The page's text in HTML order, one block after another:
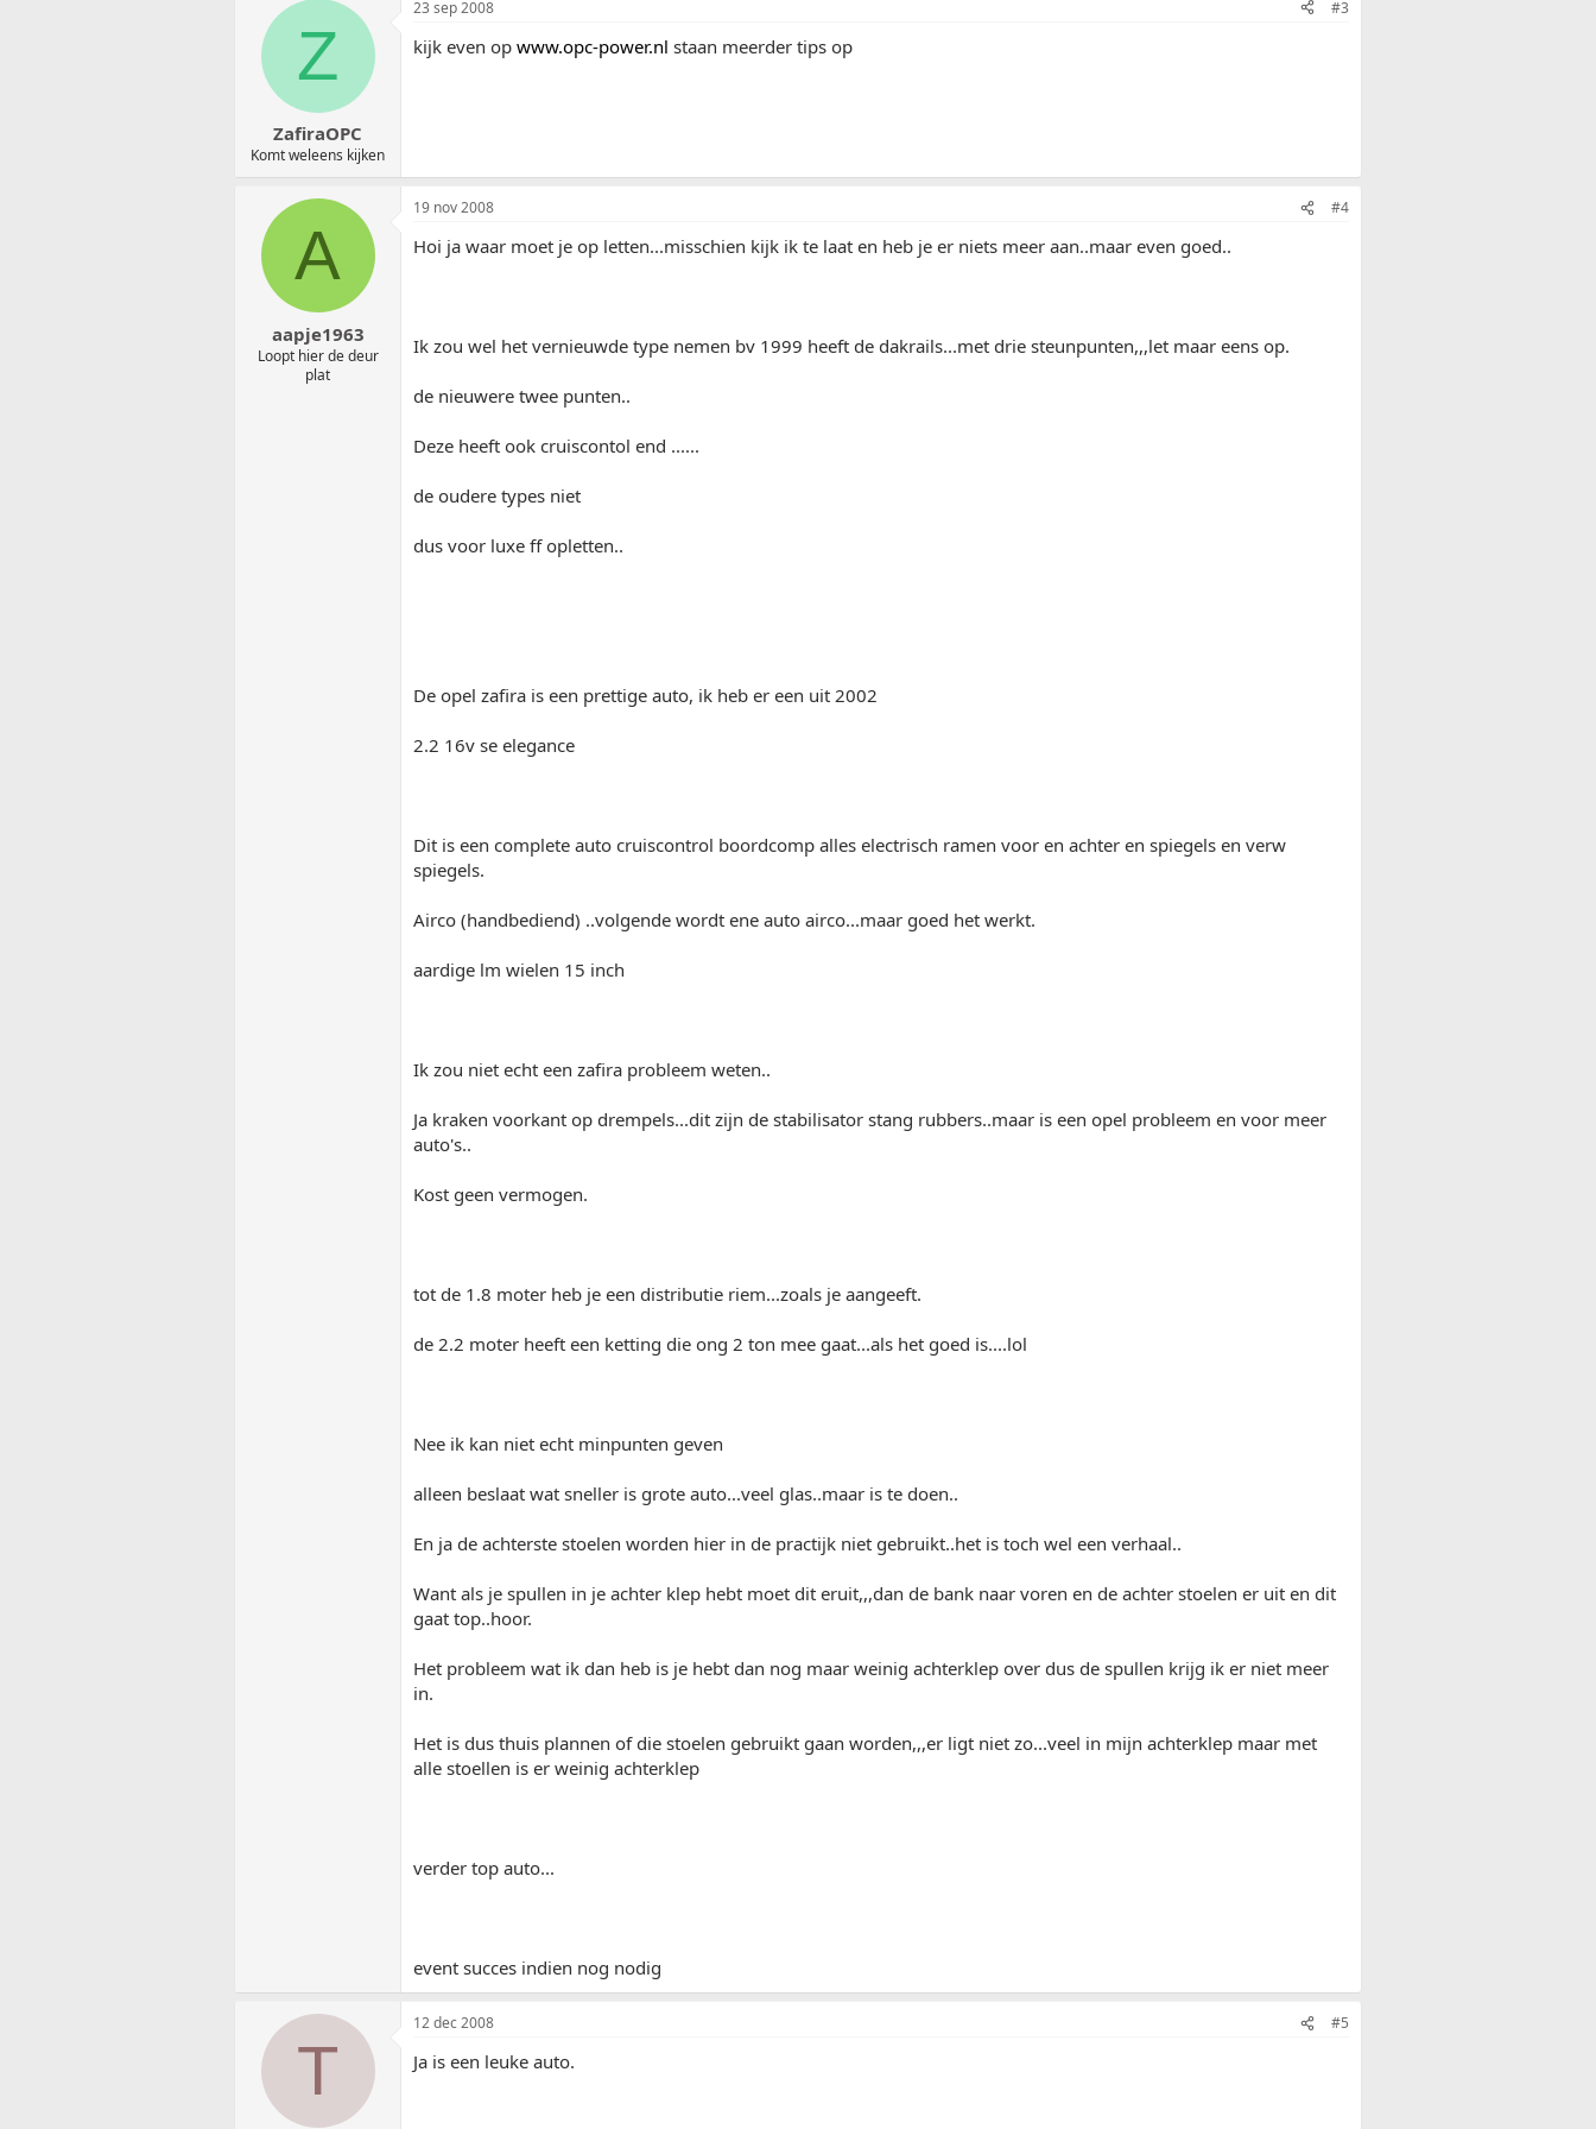
Z
ZafiraOPC
Komt weleens kijken
23 sep 2008 #3
kijk even op www.opc-power.nl staan meerder tips op
A
aapje1963
Loopt hier de deur
plat
19 nov 2008 #4
Hoi ja waar moet je op letten...misschien kijk ik te laat en heb je er niets meer aan..maar even goed..
Ik zou wel het vernieuwde type nemen bv 1999 heeft de dakrails...met drie steunpunten,,,let maar eens op.
de nieuwere twee punten..
Deze heeft ook cruiscontol end ......
de oudere types niet
dus voor luxe ff opletten..
De opel zafira is een prettige auto, ik heb er een uit 2002
2.2 16v se elegance
Dit is een complete auto cruiscontrol boordcomp alles electrisch ramen voor en achter en spiegels en verw
spiegels.
Airco (handbediend) ..volgende wordt ene auto airco...maar goed het werkt.
aardige lm wielen 15 inch
Ik zou niet echt een zafira probleem weten..
Ja kraken voorkant op drempels...dit zijn de stabilisator stang rubbers..maar is een opel probleem en voor meer
auto's..
Kost geen vermogen.
tot de 1.8 moter heb je een distributie riem...zoals je aangeeft.
de 2.2 moter heeft een ketting die ong 2 ton mee gaat...als het goed is....lol
Nee ik kan niet echt minpunten geven
alleen beslaat wat sneller is grote auto...veel glas..maar is te doen..
En ja de achterste stoelen worden hier in de practijk niet gebruikt..het is toch wel een verhaal..
Want als je spullen in je achter klep hebt moet dit eruit,,,dan de bank naar voren en de achter stoelen er uit en dit
gaat top..hoor.
Het probleem wat ik dan heb is je hebt dan nog maar weinig achterklep over dus de spullen krijg ik er niet meer
in.
Het is dus thuis plannen of die stoelen gebruikt gaan worden,,,er ligt niet zo...veel in mijn achterklep maar met
alle stoellen is er weinig achterklep
verder top auto...
event succes indien nog nodig
T
12 dec 2008 #5
Ja is een leuke auto.